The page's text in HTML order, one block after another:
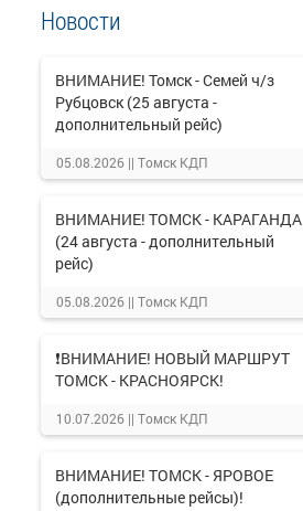
Новости
ВНИМАНИЕ! Томск - Семей ч/з
Рубцовск (25 августа -
дополнительный рейс)
05.08.2026 || Томск КДП
ВНИМАНИЕ! ТОМСК - КАРАГАНДА
(24 августа - дополнительный
рейс)
05.08.2026 || Томск КДП
❗ВНИМАНИЕ! НОВЫЙ МАРШРУТ
ТОМСК - КРАСНОЯРСК!
10.07.2026 || Томск КДП
ВНИМАНИЕ! ТОМСК - ЯРОВОЕ
(дополнительные рейсы)!